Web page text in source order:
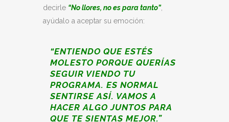
decirle “No llores, no es para tanto”,
ayúdalo a aceptar su emoción:
“ENTIENDO QUE ESTÉS
MOLESTO PORQUE QUERÍAS
SEGUIR VIENDO TU
PROGRAMA. ES NORMAL
SENTIRSE ASÍ. VAMOS A
HACER ALGO JUNTOS PARA
QUE TE SIENTAS MEJOR.”